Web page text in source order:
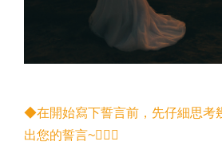
◆在開始寫下誓言前，先仔細思考
出您的誓言~👩‍❤️‍👨